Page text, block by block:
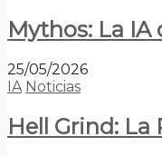
Mythos: La
25/05/2026
IA Noticias
Hell Grind: